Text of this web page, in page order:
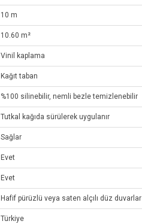
10 m
10.60 m²
Vinil kaplama
Kağıt taban
%100 silinebilir, nemli bezle temizlenebilir
Tutkal kağıda sürülerek uygulanır
Sağlar
Evet
Evet
Hafif pürüzlü veya saten alçılı düz duvarlar
Türkiye